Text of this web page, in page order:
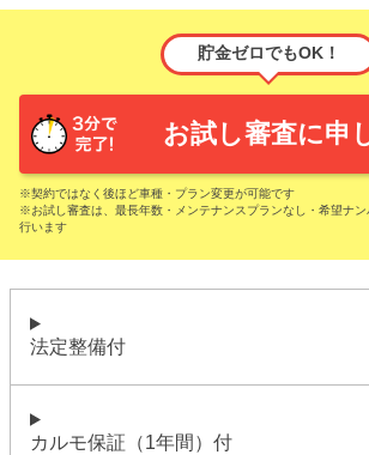
貯金ゼロでもOK！
お試し審査に申
※契約ではなく後ほど車種・プラン変更が可能です
※お試し審査は、最長年数・メンテナンスプランなし・希望ナ
行います
法定整備付
カルモ保証（1年間）付